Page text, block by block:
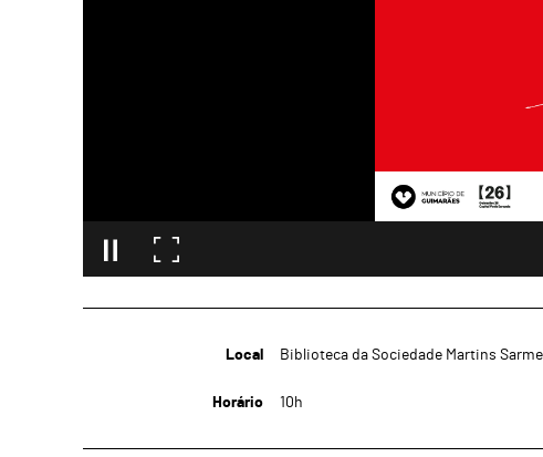
Local Biblioteca da Sociedade Martins
Horário 10h